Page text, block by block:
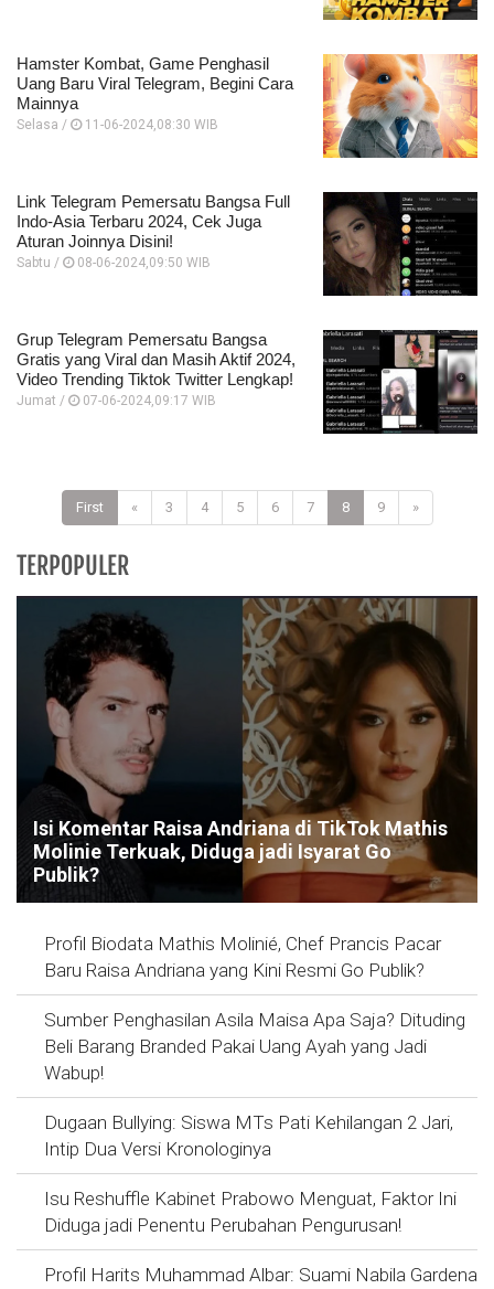
Hamster Kombat, Game Penghasil
Uang Baru Viral Telegram, Begini Cara
Mainnya
Selasa / 11-06-2024,08:30 WIB
Link Telegram Pemersatu Bangsa Full
Indo-Asia Terbaru 2024, Cek Juga
Aturan Joinnya Disini!
Sabtu / 08-06-2024,09:50 WIB
Grup Telegram Pemersatu Bangsa
Gratis yang Viral dan Masih Aktif 2024,
Video Trending Tiktok Twitter Lengkap!
Jumat / 07-06-2024,09:17 WIB
First « 3 4 5 6 7 8 9 »
TERPOPULER
Isi Komentar Raisa Andriana di TikTok Mathis
Molinie Terkuak, Diduga jadi Isyarat Go
Publik?
Profil Biodata Mathis Molinié, Chef Prancis Pacar
Baru Raisa Andriana yang Kini Resmi Go Publik?
Sumber Penghasilan Asila Maisa Apa Saja? Dituding
Beli Barang Branded Pakai Uang Ayah yang Jadi
Wabup!
Dugaan Bullying: Siswa MTs Pati Kehilangan 2 Jari,
Intip Dua Versi Kronologinya
Isu Reshuffle Kabinet Prabowo Menguat, Faktor Ini
Diduga jadi Penentu Perubahan Pengurusan!
Profil Harits Muhammad Albar: Suami Nabila Gardena